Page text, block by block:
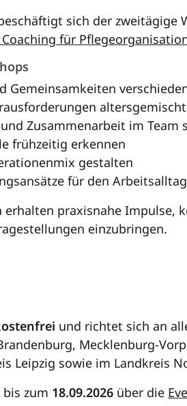
sich der zweitägige
für
Gemeinsamkeiten
Zusammenarbeit im Team
frühzeitig erkennen
gestalten
für den
erhalten praxisnahe Impulse,
einzubringen.
und richtet sich an
Mecklenburg-
Leipzig sowie im Landkreis
zum 18.09.2026 über die